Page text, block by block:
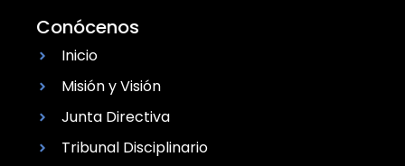
Conócenos
Inicio
Misión y Visión
Junta Directiva
Tribunal Disciplinario